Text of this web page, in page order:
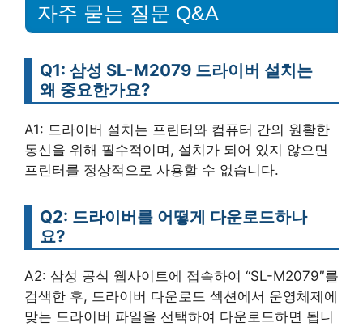
자주 묻는 질문 Q&A
Q1: 삼성 SL-M2079 드라이버 설치는
왜 중요한가요?
A1: 드라이버 설치는 프린터와 컴퓨터 간의 원활한
통신을 위해 필수적이며, 설치가 되어 있지 않으면
프린터를 정상적으로 사용할 수 없습니다.
Q2: 드라이버를 어떻게 다운로드하나
요?
A2: 삼성 공식 웹사이트에 접속하여 “SL-M2079″를
검색한 후, 드라이버 다운로드 섹션에서 운영체제에
맞는 드라이버 파일을 선택하여 다운로드하면 됩니